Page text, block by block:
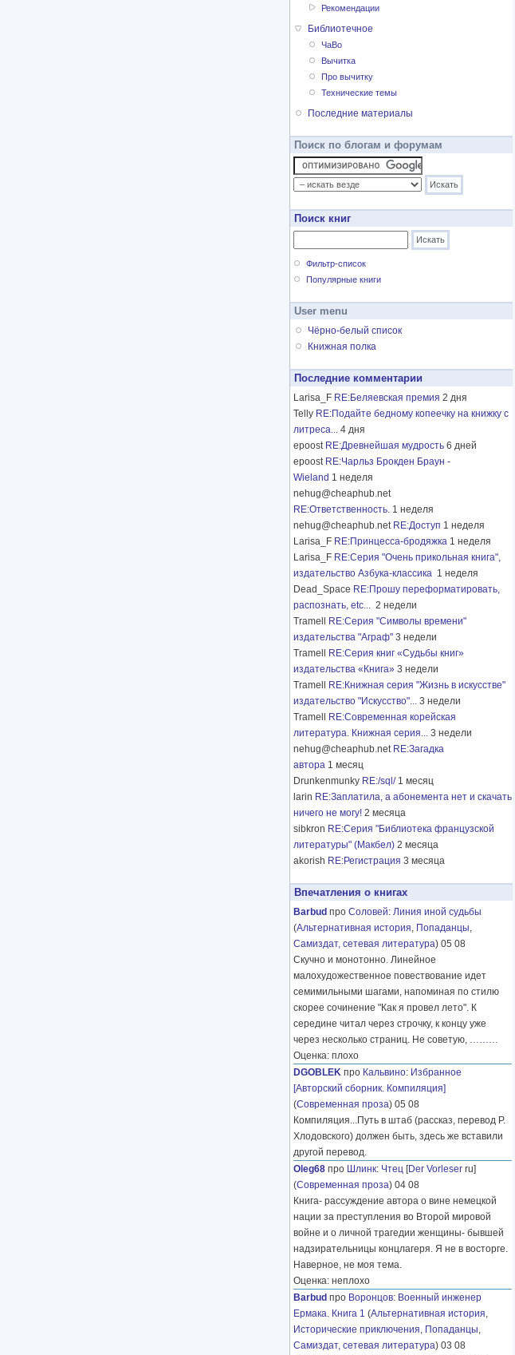
Рекомендации
Библиотечное
ЧаВо
Вычитка
Про вычитку
Технические темы
Последние материалы
Поиск по блогам и форумам
Поиск книг
Фильтр-список
Популярные книги
User menu
Чёрно-белый список
Книжная полка
Последние комментарии
Larisa_F RE:Беляевская премия 2 дня
Telly RE:Подайте бедному копеечку на книжку с
литреса... 4 дня
epoost RE:Древнейшая мудрость 6 дней
epoost RE:Чарльз Брокден Браун -
Wieland 1 неделя
nehug@cheaphub.net
RE:Ответственность. 1 неделя
nehug@cheaphub.net RE:Доступ 1 неделя
Larisa_F RE:Принцесса-бродяжка 1 неделя
Larisa_F RE:Серия "Очень прикольная книга",
издательство Азбука-классика 1 неделя
Dead_Space RE:Прошу переформатировать,
распознать, etc... 2 недели
Tramell
RE:Серия "Символы времени"
издательства "Аграф" 3 недели
Tramell
RE:Серия книг «Судьбы книг»
издательства «Книга» 3 недели
Tramell
RE:Книжная серия "Жизнь в искусстве"
издательство "Искусство"... 3 недели
Tramell
RE:Современная корейская
литература. Книжная серия... 3 недели
nehug@cheaphub.net RE:Загадка
автора 1 месяц
Drunkenmunky RE:/sql/ 1 месяц
larin RE:Заплатила, а абонемента нет и скачать
ничего не могу! 2 месяца
sibkron RE:Серия "Библиотека французской
литературы" (Макбел) 2 месяца
akorish RE:Регистрация 3 месяца
Впечатления о книгах
Barbud про Соловей: Линия иной судьбы
(Альтернативная история, Попаданцы,
Самиздат, сетевая литература) 05 08
Скучно и монотонно. Линейное
малохудожественное повествование идет
семимильными шагами, напоминая по стилю
скорее сочинение "Как я провел лето". К
середине читал через строчку, к концу уже
через несколько страниц. Не советую, ………
Оценка: плохо
DGOBLEK про Кальвино: Избранное
[Авторский сборник. Компиляция]
(Современная проза) 05 08
Компиляция...Путь в штаб (рассказ, перевод Р.
Хлодовского) должен быть, здесь же вставили
другой перевод.
Oleg68 про Шлинк: Чтец [Der Vorleser ru]
(Современная проза) 04 08
Книга- рассуждение автора о вине немецкой
нации за преступления во Второй мировой
войне и о личной трагедии женщины- бывшей
надзирательницы концлагеря. Я не в восторге.
Наверное, не моя тема.
Оценка: неплохо
Barbud про Воронцов: Военный инженер
Ермака. Книга 1 (Альтернативная история,
Исторические приключения, Попаданцы,
Самиздат, сетевая литература) 03 08